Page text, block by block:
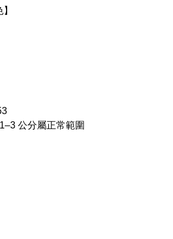
公分屬正常範圍